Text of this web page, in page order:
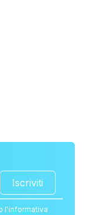
Iscriviti
l'informativa